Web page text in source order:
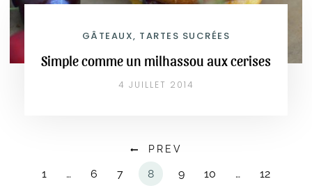
GÂTEAUX, TARTES SUCRÉES
Simple comme un milhassou aux cerises
4 JUILLET 2014
PREV
1 … 6 7 8 9 10 … 12